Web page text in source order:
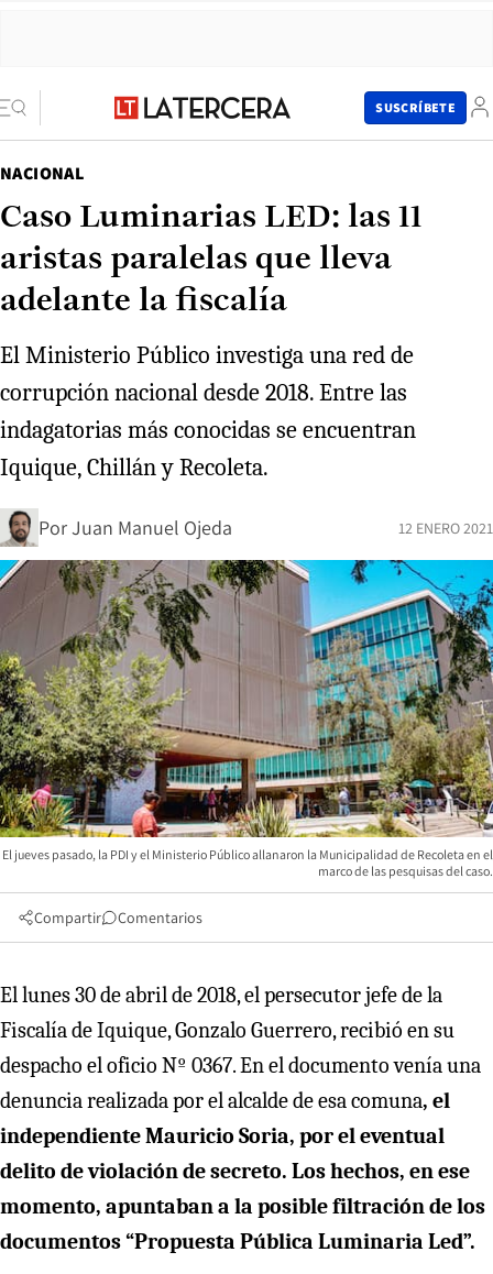
SUSCRÍBETE
NACIONAL
Caso Luminarias LED: las 11
aristas paralelas que lleva
adelante la fiscalía
El Ministerio Público investiga una red de
corrupción nacional desde 2018. Entre las
indagatorias más conocidas se encuentran
Iquique, Chillán y Recoleta.
PorJuan Manuel Ojeda 12 ENERO 2021
El jueves pasado, la PDI y el Ministerio Público allanaron la Municipalidad de Recoleta en el
marco de las pesquisas del caso.
Compartir Comentarios
El lunes 30 de abril de 2018, el persecutor jefe de la
Fiscalía de Iquique, Gonzalo Guerrero, recibió en su
despacho el oficio Nº 0367. En el documento venía una
denuncia realizada por el alcalde de esa comuna, el
independiente Mauricio Soria, por el eventual
delito de violación de secreto. Los hechos, en ese
momento, apuntaban a la posible filtración de los
documentos “Propuesta Pública Luminaria Led”.